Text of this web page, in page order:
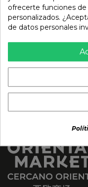
2,58 €
ofrecerte funciones de
personalizados.
de datos personales